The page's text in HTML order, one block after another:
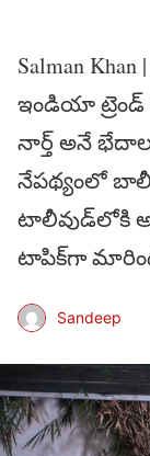
Salman
ఇండియా ట్రెండ్
నార్త్ అనే
నేపథ్యంలో
టాలీవుడ్‌లోకి
టాపిక్‌గా
Sandeep